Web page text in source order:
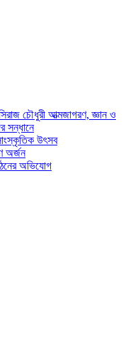
চৌধুরী আত্মজাগরণ, জ্ঞান ও
সন্ধানে
উৎসব
অর্জন
অভিযোগ